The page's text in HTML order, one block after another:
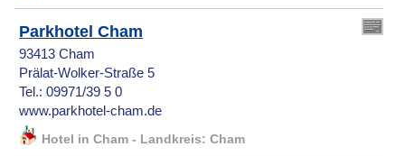
Parkhotel Cham
93413 Cham
Prälat-Wolker-Straße 5
Tel.: 09971/39 5 0
www.parkhotel-cham.de
Hotel in Cham - Landkreis: Cham